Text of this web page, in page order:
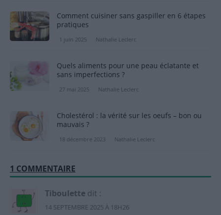
Comment cuisiner sans gaspiller en 6 étapes
pratiques
1 juin 2025 Nathalie Leclerc
Quels aliments pour une peau éclatante et
sans imperfections ?
27 mai 2025 Nathalie Leclerc
Cholestérol : la vérité sur les oeufs – bon ou
mauvais ?
18 décembre 2023 Nathalie Leclerc
1 COMMENTAIRE
Tiboulette dit :
14 SEPTEMBRE 2025 À 18H26